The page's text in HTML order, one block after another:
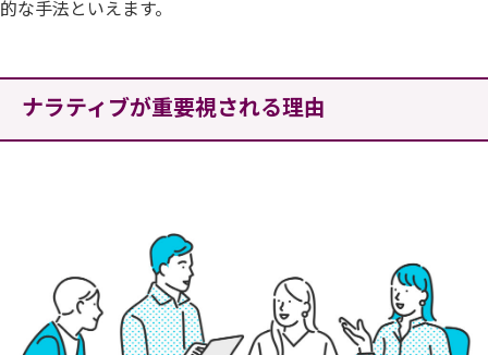
的な手法といえます。
ナラティブが重要視される理由